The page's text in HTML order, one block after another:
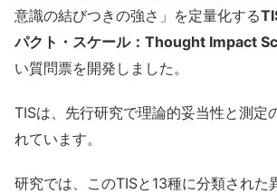
意識の結びつきの強さ」を定量化する
パクト・スケール：Thought Impact
い質問票を開発しました。
TISは、先行研究で理論的妥当性と測定
れています。
研究では、このTISと13種に分類された